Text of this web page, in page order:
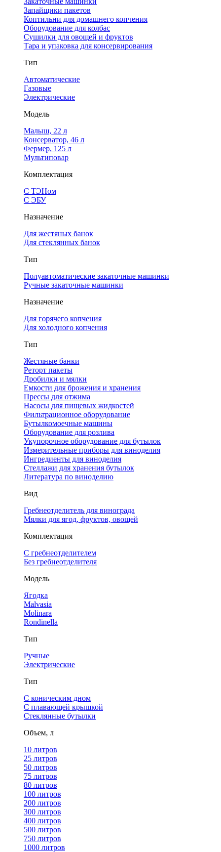
Запайщики пакетов
Коптильни для домашнего копчения
Оборудование для колбас
Сушилки для овощей и фруктов
Тара и упаковка для консервирования
Тип
Автоматические
Газовые
Электрические
Модель
Малыш, 22 л
Консерватор, 46 л
Фермер, 125 л
Мультиповар
Комплектация
С ТЭНом
С ЭБУ
Назначение
Для жестяных банок
Для стеклянных банок
Тип
Полуавтоматические закаточные машинки
Ручные закаточные машинки
Назначение
Для горячего копчения
Для холодного копчения
Тип
Жестяные банки
Реторт пакеты
Дробилки и мялки
Емкости для брожения и хранения
Прессы для отжима
Насосы для пищевых жидкостей
Фильтрационное оборудование
Бутылкомоечные машины
Оборудование для розлива
Укупорочное оборудование для бутылок
Измерительные приборы для виноделия
Ингредиенты для виноделия
Стеллажи для хранения бутылок
Литература по виноделию
Вид
Гребнеотделитель для винограда
Мялки для ягод, фруктов, овощей
Комплектация
С гребнеотделителем
Без гребнеотделителя
Модель
Ягодка
Malvasia
Molinara
Rondinella
Тип
Ручные
Электрические
Тип
С коническим дном
С плавающей крышкой
Стеклянные бутылки
Объем, л
10 литров
25 литров
50 литров
75 литров
80 литров
100 литров
200 литров
300 литров
400 литров
500 литров
750 литров
1000 литров